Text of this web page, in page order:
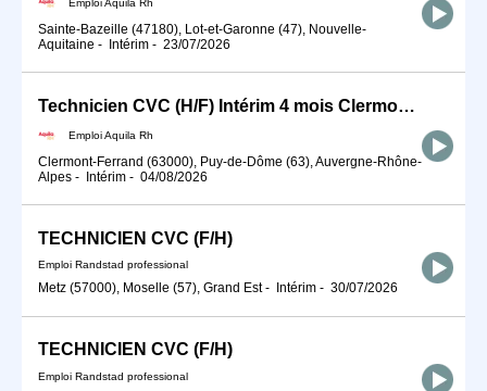
Sainte-Bazeille (47180), Lot-et-Garonne (47), Nouvelle-
Aquitaine - Intérim - 23/07/2026
Technicien CVC (H/F) Intérim 4 mois Clermont-Ferrand
Emploi Aquila Rh
Clermont-Ferrand (63000), Puy-de-Dôme (63), Auvergne-Rhône-
Alpes - Intérim - 04/08/2026
TECHNICIEN CVC (F/H)
Emploi Randstad professional
Metz (57000), Moselle (57), Grand Est- Intérim - 30/07/2026
TECHNICIEN CVC (F/H)
Emploi Randstad professional